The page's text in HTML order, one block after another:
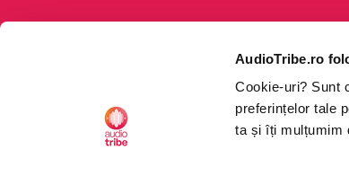
AudioTribe.ro
Cookie-uri? Sunt
preferințelor tale
ta și îți mulțumim